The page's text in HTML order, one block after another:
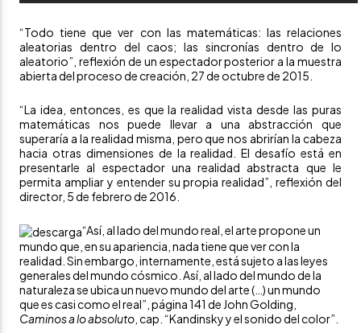
“Todo tiene que ver con las matemáticas: las relaciones
aleatorias dentro del caos; las sincronías dentro de lo
aleatorio”, reflexión de un espectador posterior a la muestra
abierta del proceso de creación, 27 de octubre de 2015.
“La idea, entonces, es que la realidad vista desde las puras
matemáticas nos puede llevar a una abstracción que
superaría a la realidad misma, pero que nos abrirían la cabeza
hacia otras dimensiones de la realidad. El desafío está en
presentarle al espectador una realidad abstracta que le
permita ampliar y entender su propia realidad”, reflexión del
director, 5 de febrero de 2016.
“Así, al lado del mundo real, el arte propone un
mundo que, en su apariencia, nada tiene que ver con la
realidad. Sin embargo, internamente, está sujeto a las leyes
generales del mundo cósmico. Así, al lado del mundo de la
naturaleza se ubica un nuevo mundo del arte (…) un mundo
que es casi como el real”, página 141 de John Golding,
Caminos a lo absoluto , cap. “Kandinsky y el sonido del color”.